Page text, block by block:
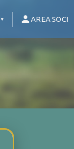
▼ AREA SOCI